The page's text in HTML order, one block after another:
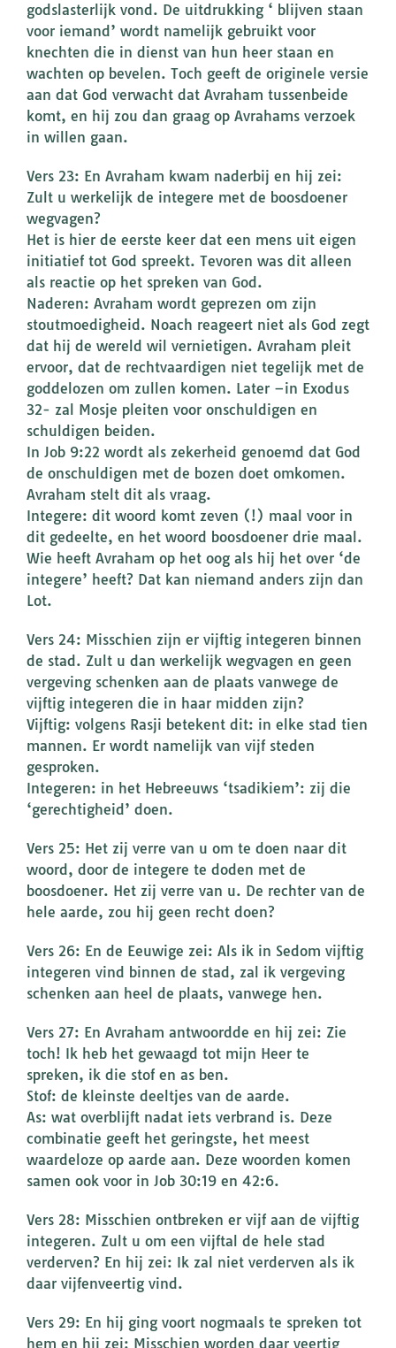
godslasterlijk vond. De uitdrukking ‘ blijven staan
voor iemand’ wordt namelijk gebruikt voor
knechten die in dienst van hun heer staan en
wachten op bevelen. Toch geeft de originele versie
aan dat God verwacht dat Avraham tussenbeide
komt, en hij zou dan graag op Avrahams verzoek
in willen gaan.
Vers 23: En Avraham kwam naderbij en hij zei:
Zult u werkelijk de integere met de boosdoener
wegvagen?
Het is hier de eerste keer dat een mens uit eigen
initiatief tot God spreekt. Tevoren was dit alleen
als reactie op het spreken van God.
Naderen: Avraham wordt geprezen om zijn
stoutmoedigheid. Noach reageert niet als God zegt
dat hij de wereld wil vernietigen. Avraham pleit
ervoor, dat de rechtvaardigen niet tegelijk met de
goddelozen om zullen komen. Later –in Exodus
32- zal Mosje pleiten voor onschuldigen en
schuldigen beiden.
In Job 9:22 wordt als zekerheid genoemd dat God
de onschuldigen met de bozen doet omkomen.
Avraham stelt dit als vraag.
Integere: dit woord komt zeven (!) maal voor in
dit gedeelte, en het woord boosdoener drie maal.
Wie heeft Avraham op het oog als hij het over ‘de
integere’ heeft? Dat kan niemand anders zijn dan
Lot.
Vers 24: Misschien zijn er vijftig integeren binnen
de stad. Zult u dan werkelijk wegvagen en geen
vergeving schenken aan de plaats vanwege de
vijftig integeren die in haar midden zijn?
Vijftig: volgens Rasji betekent dit: in elke stad tien
mannen. Er wordt namelijk van vijf steden
gesproken.
Integeren: in het Hebreeuws ‘tsadikiem’: zij die
‘gerechtigheid’ doen.
Vers 25: Het zij verre van u om te doen naar dit
woord, door de integere te doden met de
boosdoener. Het zij verre van u. De rechter van de
hele aarde, zou hij geen recht doen?
Vers 26: En de Eeuwige zei: Als ik in Sedom vijftig
integeren vind binnen de stad, zal ik vergeving
schenken aan heel de plaats, vanwege hen.
Vers 27: En Avraham antwoordde en hij zei: Zie
toch! Ik heb het gewaagd tot mijn Heer te
spreken, ik die stof en as ben.
Stof: de kleinste deeltjes van de aarde.
As: wat overblijft nadat iets verbrand is. Deze
combinatie geeft het geringste, het meest
waardeloze op aarde aan. Deze woorden komen
samen ook voor in Job 30:19 en 42:6.
Vers 28: Misschien ontbreken er vijf aan de vijftig
integeren. Zult u om een vijftal de hele stad
verderven? En hij zei: Ik zal niet verderven als ik
daar vijfenveertig vind.
Vers 29: En hij ging voort nogmaals te spreken tot
hem en hij zei: Misschien worden daar veertig